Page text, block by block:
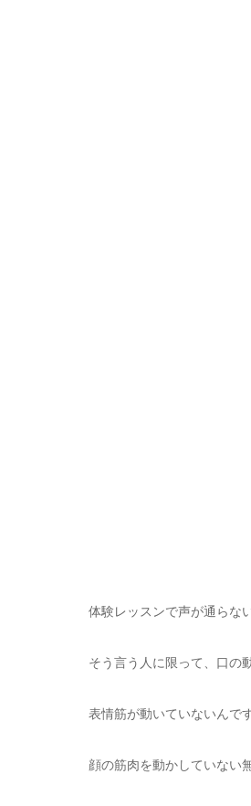
体験レッスンで声が通らな
そう言う人に限って、口の
表情筋が動いていないんです
顔の筋肉を動かしていない